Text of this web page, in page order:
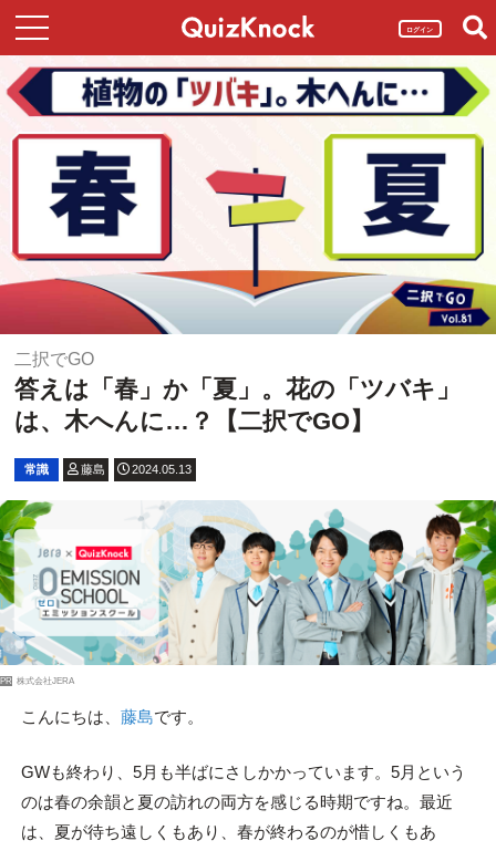
ログイン
二択でGO
答えは「春」か「夏」。花の「ツバキ」
は、木へんに…？【二択でGO】
常識 藤島 2024.05.13
PR 株式会社JERA
こんにちは、 藤島です。
GWも終わり、5月も半ばにさしかかっています。5月という
のは春の余韻と夏の訪れの両方を感じる時期ですね。最近
は、夏が待ち遠しくもあり、春が終わるのが惜しくもあ